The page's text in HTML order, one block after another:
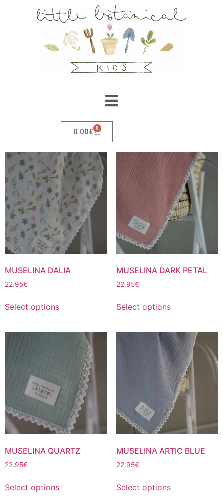
0.00€ 0
MUSELINA DALIA
22.95€
Select options
MUSELINA DARK PETAL
22.95€
Select options
MUSELINA QUARTZ
22.95€
Select options
MUSELINA ARTIC BLUE
22.95€
Select options